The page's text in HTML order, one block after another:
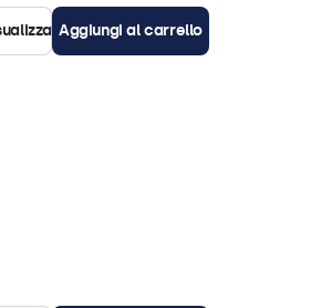
Aggiungi al carrello